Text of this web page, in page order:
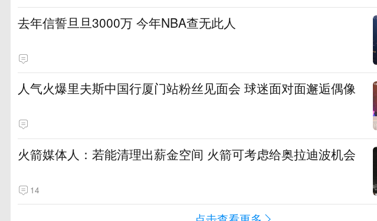
去年信誓旦旦3000万 今年NBA查无此人
人气火爆里夫斯中国行厦门站粉丝见面会 球迷面对面邂逅偶像
火箭媒体人：若能清理出薪金空间 火箭可考虑给奥拉迪波机会
14